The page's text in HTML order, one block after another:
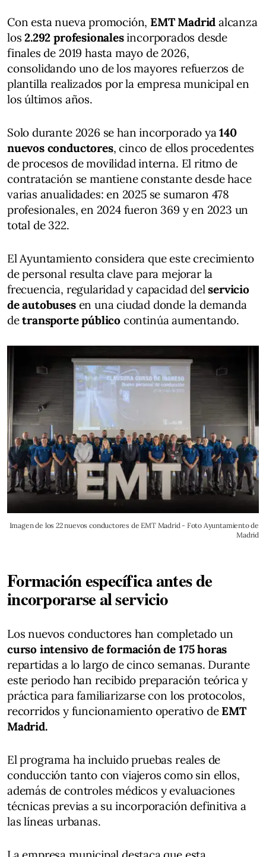
Con esta nueva promoción, EMT Madrid alcanza
los2.292 profesionalesincorporados desde
finales de 2019 hasta mayo de 2026,
consolidando uno de los mayores refuerzos de
plantilla realizados por la empresa municipal en
los últimos años.
Solo durante 2026 se han incorporado ya140
nuevos conductores, cinco de ellos procedentes
de procesos de movilidad interna. El ritmo de
contratación se mantiene constante desde hace
varias anualidades: en 2025 se sumaron 478
profesionales, en 2024 fueron 369 y en 2023 un
total de 322.
El Ayuntamiento considera que este crecimiento
de personal resulta clave para mejorar la
frecuencia, regularidad y capacidad delservicio
de autobuses en una ciudad donde la demanda
detransporte público continúa aumentando.
Imagen de los 22 nuevos conductores de EMT Madrid - Foto Ayuntamiento de
Madrid
Formación específica antes de
incorporarse al servicio
Los nuevos conductores han completado un
curso intensivo de formación de 175 horas
repartidas a lo largo de cinco semanas. Durante
este periodo han recibido preparación teórica y
práctica para familiarizarse con los protocolos,
recorridos y funcionamiento operativo de EMT
Madrid.
El programa ha incluido pruebas reales de
conducción tanto con viajeros como sin ellos,
además de controles médicos y evaluaciones
técnicas previas a su incorporación definitiva a
las líneas urbanas.